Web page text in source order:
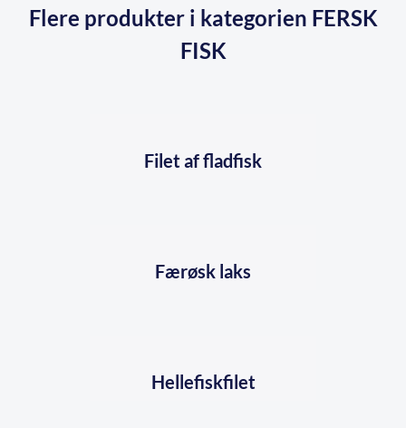
Flere produkter i kategorien FERSK
FISK
Filet af fladfisk
Færøsk laks
Hellefiskfilet